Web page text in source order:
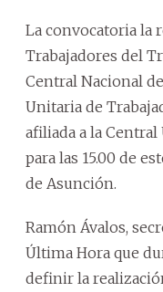
La convocatoria la
Trabajadores del
Central Nacional
Unitaria de
afiliada a la Central
para las 15.00 de
de Asunción.
Ramón Ávalos,
Última Hora que
definir la